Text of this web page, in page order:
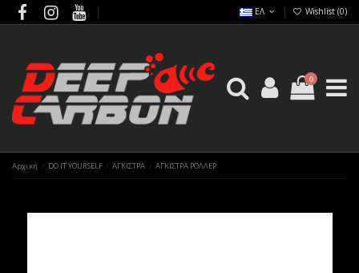
ΕΛ Wishlist (0)
0
Αρχική DO IT YOURSELF ΑΓΚΙΣΤΡΑ ΑΓΚΙΣΤΡΑ ΡΟΛΛΕΡ